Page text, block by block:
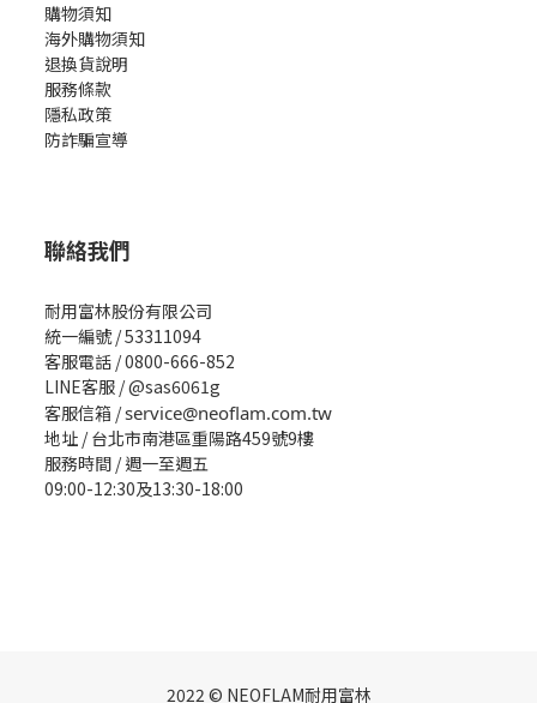
購物須知
海外購物須知
退換貨說明
服務條款
隱私政策
防詐騙宣導
聯絡我們
耐用富林股份有限公司
統一編號 / 53311094
客服電話 / 0800-666-852
LINE客服 / @sas6061g
客服信箱 /service@neoflam.com.tw
地址 / 台北市南港區重陽路459號9樓
服務時間 / 週一至週五
09:00-12:30及13:30-18:00
2022 © NEOFLAM耐用富林